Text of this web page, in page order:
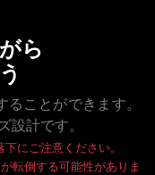
ら
ことができます。
設計です。
にご注意ください。
転倒する可能性がありま